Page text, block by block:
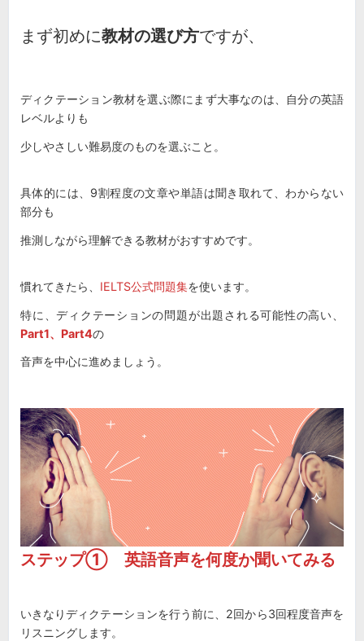
まず初めに教材の選び方ですが、
ディクテーション教材を選ぶ際にまず大事なのは、自分の英語
レベルよりも
少しやさしい難易度のものを選ぶこと。
具体的には、9割程度の文章や単語は聞き取れて、わからない
部分も
推測しながら理解できる教材がおすすめです。
慣れてきたら、 IELTS公式問題集を使います。
特に、ディクテーションの問題が出題される可能性の高い、
Part1、Part4の
音声を中心に進めましょう。
ステップ① 英語音声を何度か聞いてみる
いきなりディクテーションを行う前に、2回から3回程度音声を
リスニングします。